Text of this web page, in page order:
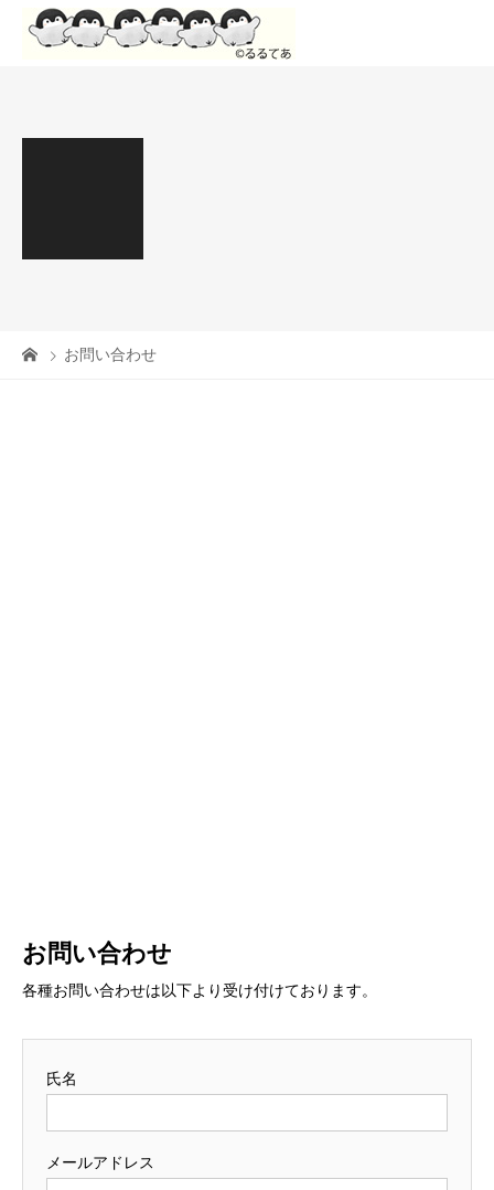
お問い合わせ
お問い合わせ
各種お問い合わせは以下より受け付けております。
氏名
メールアドレス